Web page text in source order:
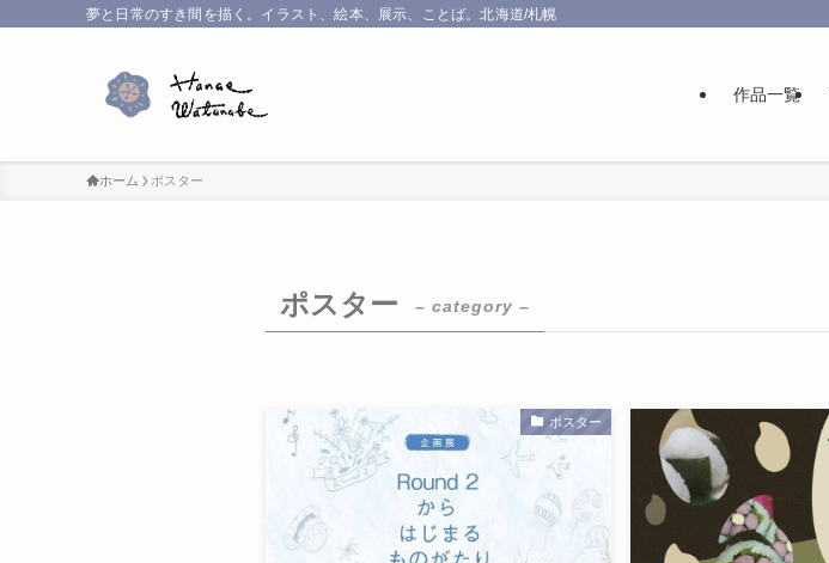
夢と日常のすき間を描く。イラスト、絵本、展示、ことば。北海道/札幌
作品一覧
ホーム ポスター
ポスター – category –
ポスター